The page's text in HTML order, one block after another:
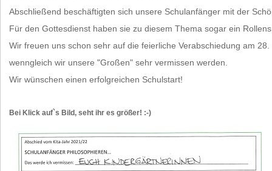
Abschließend beschäftigten sich unsere Schulanfänger mit der
Für den Gottesdienst haben sie zu diesem Thema sogar ein
Wir freuen uns schon sehr auf die feierliche Verabschiedung am 28.
wenngleich wir unsere "Großen" sehr vermissen werden.
Wir wünschen einen erfolgreichen Schulstart!
Bei Klick auf`s Bild, seht ihr es größer! :-)